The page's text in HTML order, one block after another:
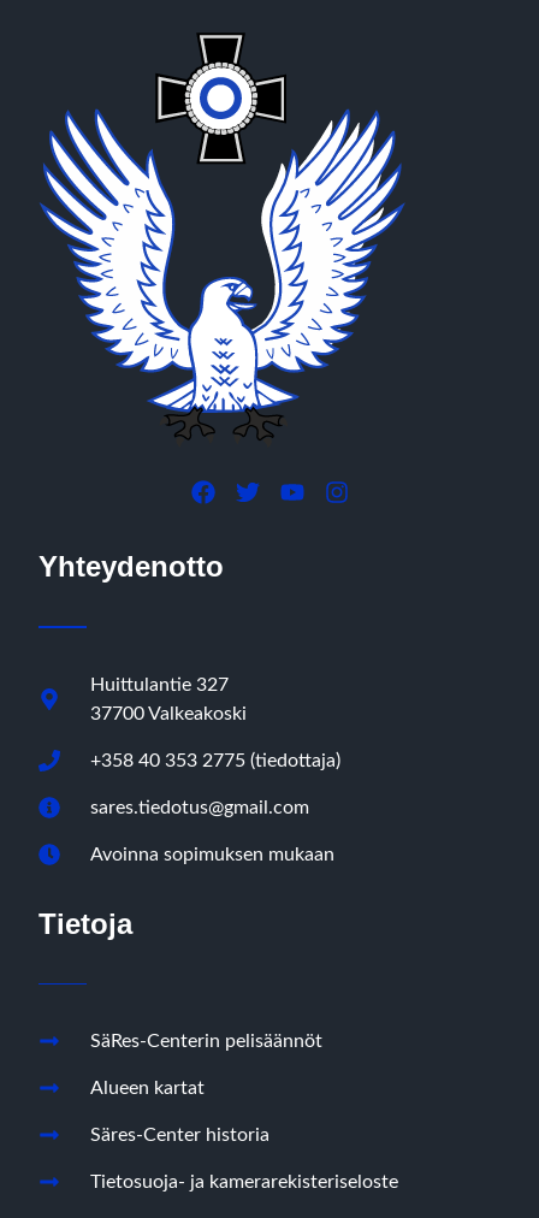
Yhteydenotto
Huittulantie 327
37700 Valkeakoski
+358 40 353 2775 (tiedottaja)
sares.tiedotus@gmail.com
Avoinna sopimuksen mukaan
Tietoja
SäRes-Centerin pelisäännöt
Alueen kartat
Säres-Center historia
Tietosuoja- ja kamerarekisteriseloste